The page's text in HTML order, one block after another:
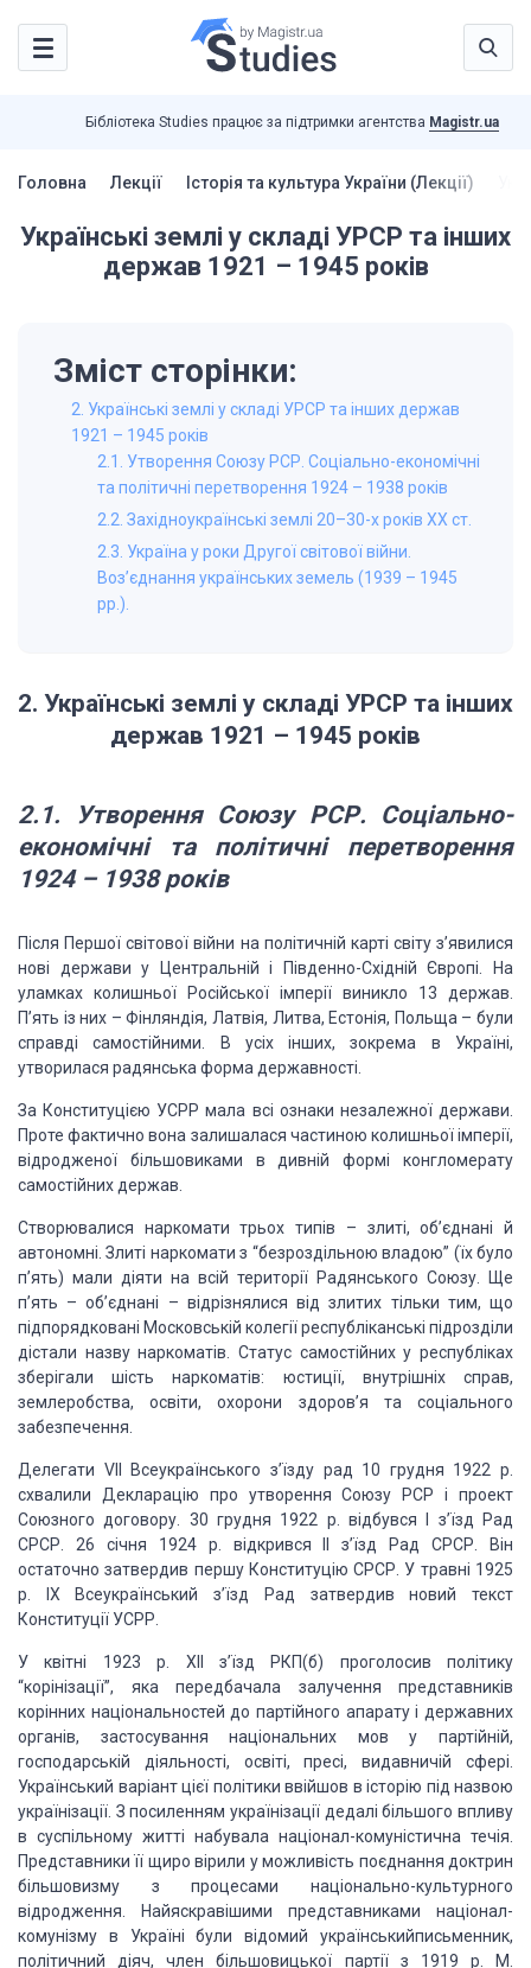
Бібліотека Studies працює за підтримки агентства Magistr.ua
Головна Лекції Історія та культура України (Лекції)
Українські землі у складі УРСР та інших
держав 1921 – 1945 років
Зміст сторінки:
2. Українські землі у складі УРСР та інших держав
1921 – 1945 років
2.1. Утворення Союзу РСР. Соціально-економічні
та політичні перетворення 1924 – 1938 років
2.2. Західноукраїнські землі 20–30-х років ХХ ст.
2.3. Україна у роки Другої світової війни.
Воз’єднання українських земель (1939 – 1945
рр.).
2. Українські землі у складі УРСР та інших
держав 1921 – 1945 років
2.1.
Утворення Союзу РСР. Соціально-
економічніта політичні перетворення
1924 – 1938 років
Після Першої світової війни на політичній карті світу з’явилися
нові держави у Центральній і Південно-Східній Європі. На
уламках колишньої Російської імперії виникло 13 держав.
П’ять із них – Фінляндія, Латвія, Литва, Естонія, Польща – були
справді самостійними.
В усіх інших, зокрема в Україні,
утворилася радянська форма державності.
За Конституцією УСРР мала всі ознаки незалежної держави.
Проте фактично вона залишалася частиною колишньої імперії,
відродженої більшовиками в дивній формі конгломерату
самостійних держав.
Створювалися наркомати трьох типів – злиті, об’єднані й
автономні. Злиті наркомати з “безроздільною владою” (їх було
п’ять) мали діяти на всій території Радянського Союзу. Ще
п’ять – об’єднані – відрізнялися від злитих тільки тим, що
підпорядковані Московській колегії республіканські підрозділи
дістали назву наркоматів. Статус самостійниху республіках
зберігали шість наркоматів: юстиції, внутрішніх справ,
землеробства, освіти, охорони здоров’я та соціального
забезпечення.
Делегати VІІ
Всеукраїнського з’їзду рад 10 грудня 1922 р.
схвалили Декларацію про утворення Союзу РСР і проект
Союзного договору. 30 грудня 1922 р. відбувся І з’їзд Рад
СРСР. 26 січня 1924 р. відкрився ІІ з’їзд Рад СРСР. Він
остаточно затвердив першу Конституцію СРСР. У травні 1925
р. ІX Всеукраїнський з’їзд Рад затвердив новий текст
Конституції УСРР.
У квітні 1923 р. XІІ з’їзд РКП(б) проголосив політику
“корінізації”, яка передбачала залучення представників
корінних національностей до партійного апарату і державних
органів, застосування національних мов у партійній,
господарській діяльності, освіті, пресі, видавничій сфері.
Український варіант цієї політики ввійшов в історію під назвою
українізації. З посиленням українізації дедалі більшого впливу
в суспільному житті набувала націонал-комуністична течія.
Представники її щиро вірили у можливість поєднання доктрин
більшовизму з процесами національно-культурного
відродження. Найяскравішими представниками націонал-
комунізму в Україні були відомий українськийписьменник,
політичний діяч, член більшовицької партії з 1919 р. М.